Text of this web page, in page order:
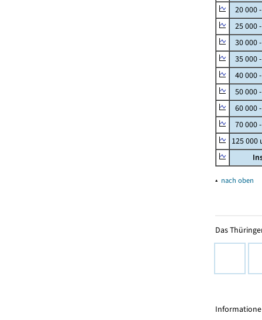
20 000
25 000
30 000
35 000
40 000
50 000
60 000
70 000
125
▴ nach oben
Das